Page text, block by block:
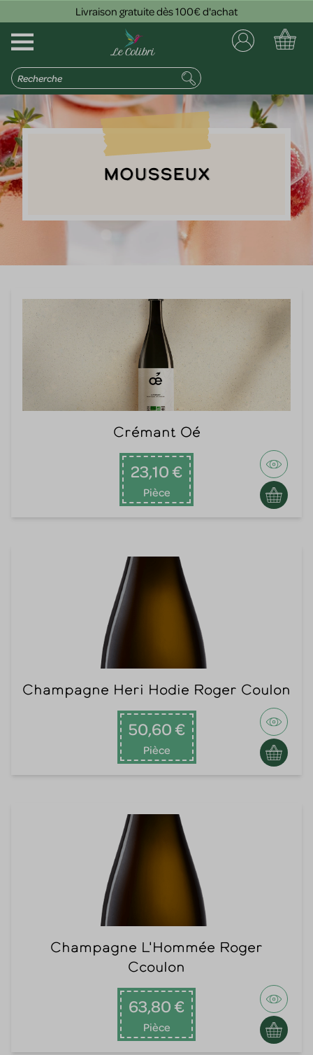
Livraison gratuite dès 100€ d'achat
Mousseux
Crémant Oé
23,10 €
Pièce
Champagne Heri Hodie Roger Coulon
50,60 €
Pièce
Champagne L'Hommée Roger
Ccoulon
63,80 €
Pièce